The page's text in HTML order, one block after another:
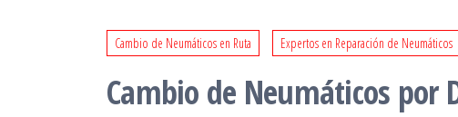
Cambio de Neumáticos en Ruta Expertos en Reparación de Neumáticos
Cambio de Neumáticos por